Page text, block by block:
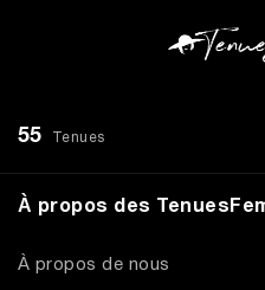
55 Tenues
À propos des
À propos de nous